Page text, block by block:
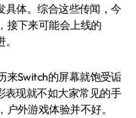
体。综合这些传闻，今
接下来可能会上线的
Switch的屏幕就饱受诟
表现就不如大家常见的手
外游戏体验并不好。